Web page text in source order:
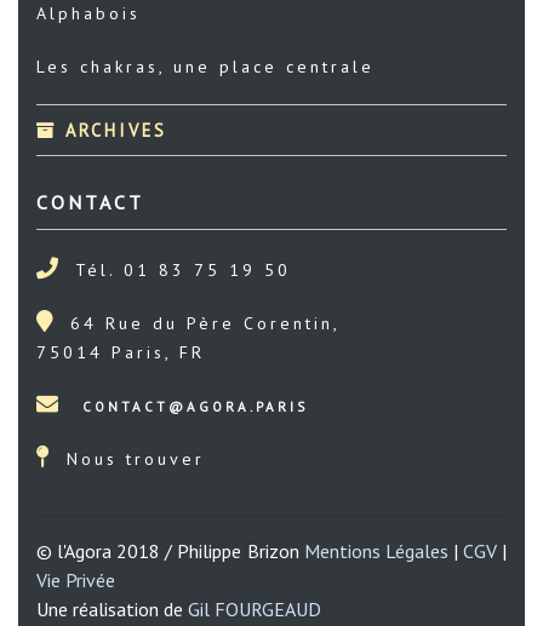
Alphabois
Les chakras, une place centrale
ARCHIVES
CONTACT
Tél. 01 83 75 19 50
64 Rue du Père Corentin,
75014 Paris, FR
Nous trouver
© l'Agora 2018 / Philippe Brizon Mentions Légales | CGV|
Vie Privée
Une réalisation de Gil FOURGEAUD